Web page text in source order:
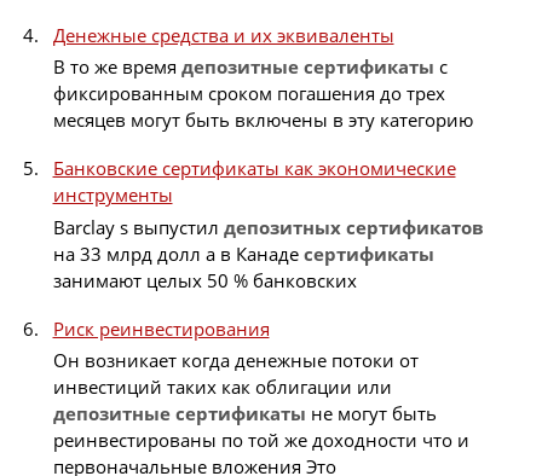
Денежные средства и их эквиваленты
В то же время депозитные сертификаты с
фиксированным сроком погашения до трех
месяцев могут быть включены в эту категорию
Банковские сертификаты как экономические
инструменты
Barclay s выпустил депозитных сертификатов
на 33 млрд долл а в Канаде сертификаты
занимают целых 50 % банковских
Риск реинвестирования
Он возникает когда денежные потоки от
инвестиций таких как облигации или
депозитные сертификаты не могут быть
реинвестированы по той же доходности что и
первоначальные вложения Это